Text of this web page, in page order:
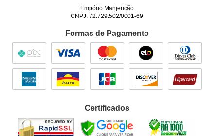
Empório Manjericão
CNPJ: 72.729.502/0001-69
Formas de Pagamento
Certificados